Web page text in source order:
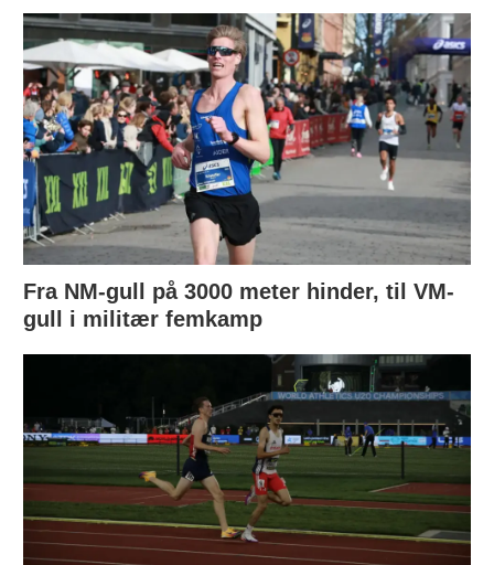
Fra NM-gull på 3000 meter hinder, til VM-
gull i militær femkamp